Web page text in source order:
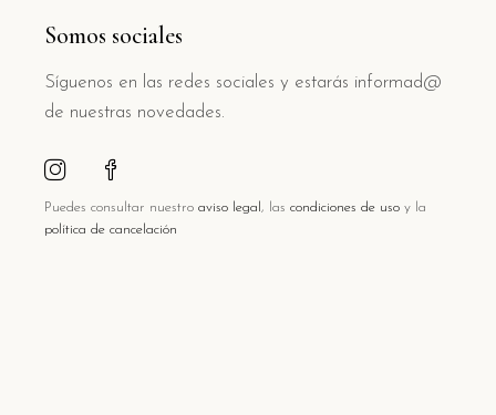
Somos sociales
Síguenos en las redes sociales y estarás informad@
de nuestras novedades.
Puedes consultar nuestro aviso legal , las condiciones de uso y la
política de cancelación